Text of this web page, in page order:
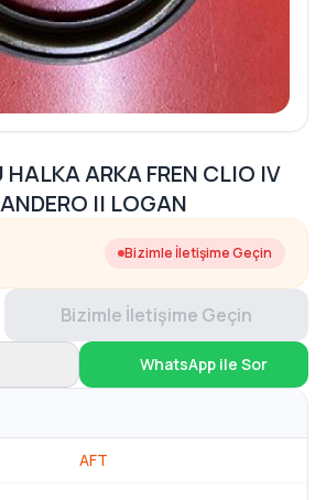
ARKA FREN CLIO IV
II LOGAN
Bizimle İletişime Geçin
Bizimle İletişime Geçin
WhatsApp ile Sor
AFT